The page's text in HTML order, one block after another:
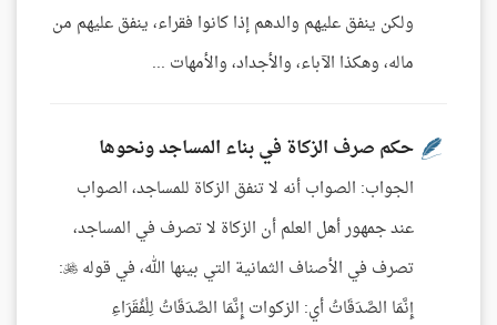
ولكن ينفق عليهم والدهم إذا كانوا فقراء، ينفق عليهم من
ماله، وهكذا الآباء، والأجداد، والأمهات ...
حكم صرف الزكاة في بناء المساجد ونحوها
الجواب: الصواب أنه لا تنفق الزكاة للمساجد، الصواب
عند جمهور أهل العلم أن الزكاة لا تصرف في المساجد،
تصرف في الأصناف الثمانية التي بينها الله، في قوله :
إِنَّمَا الصَّدَقَاتُ أي: الزكوات إِنَّمَا الصَّدَقَاتُ لِلْفُقَرَاءِ